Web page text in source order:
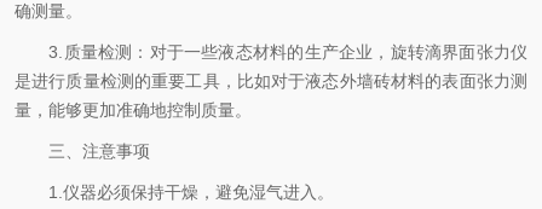
确测量。
3.质量检测：对于一些液态材料的生产企业，旋转滴界面张力仪
是进行质量检测的重要工具，比如对于液态外墙砖材料的表面张力测
量，能够更加准确地控制质量。
三、注意事项
1.仪器必须保持干燥，避免湿气进入。